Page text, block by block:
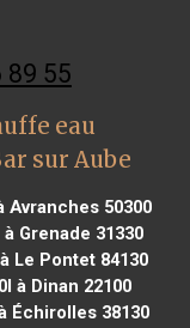
89 55
eau
sur Aube
50300
Grenade 31330
Le Pontet 84130
à Dinan 22100
Échirolles 38130